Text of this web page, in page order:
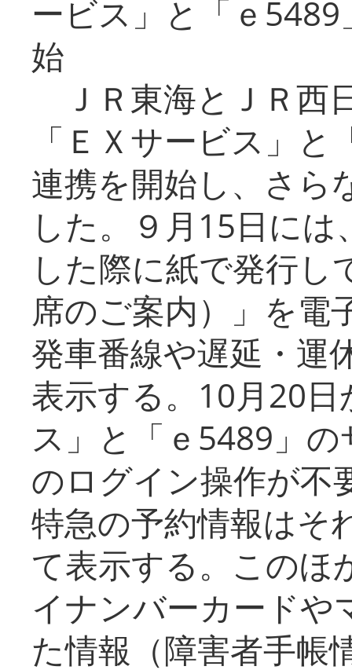
ービス」と「ｅ
始
ＪＲ東海とＪＲ西
「ＥＸサービス」
連携を開始し、さら
した。９月15日に
した際に紙で発行し
席のご案内）」を電
発車番線や遅延・運
表示する。10月20
ス」と「ｅ5489」
のログイン操作が不
特急の予約情報はそ
て表示する。このほ
イナンバーカードや
た情報（障害者手帳